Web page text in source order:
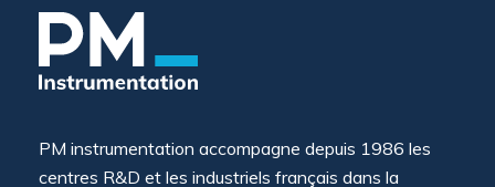
PM instrumentation accompagne depuis 1986 les
centres R&D et les industriels français dans la